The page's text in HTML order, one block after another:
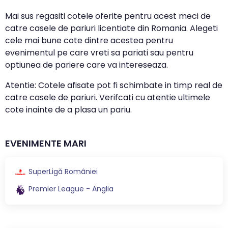
Mai sus regasiti cotele oferite pentru acest meci de
catre casele de pariuri licentiate din Romania. Alegeti
cele mai bune cote dintre acestea pentru
evenimentul pe care vreti sa pariati sau pentru
optiunea de pariere care va intereseaza.
Atentie: Cotele afisate pot fi schimbate in timp real de
catre casele de pariuri. Verifcati cu atentie ultimele
cote inainte de a plasa un pariu.
EVENIMENTE MARI
SuperLigă României
Premier League - Anglia